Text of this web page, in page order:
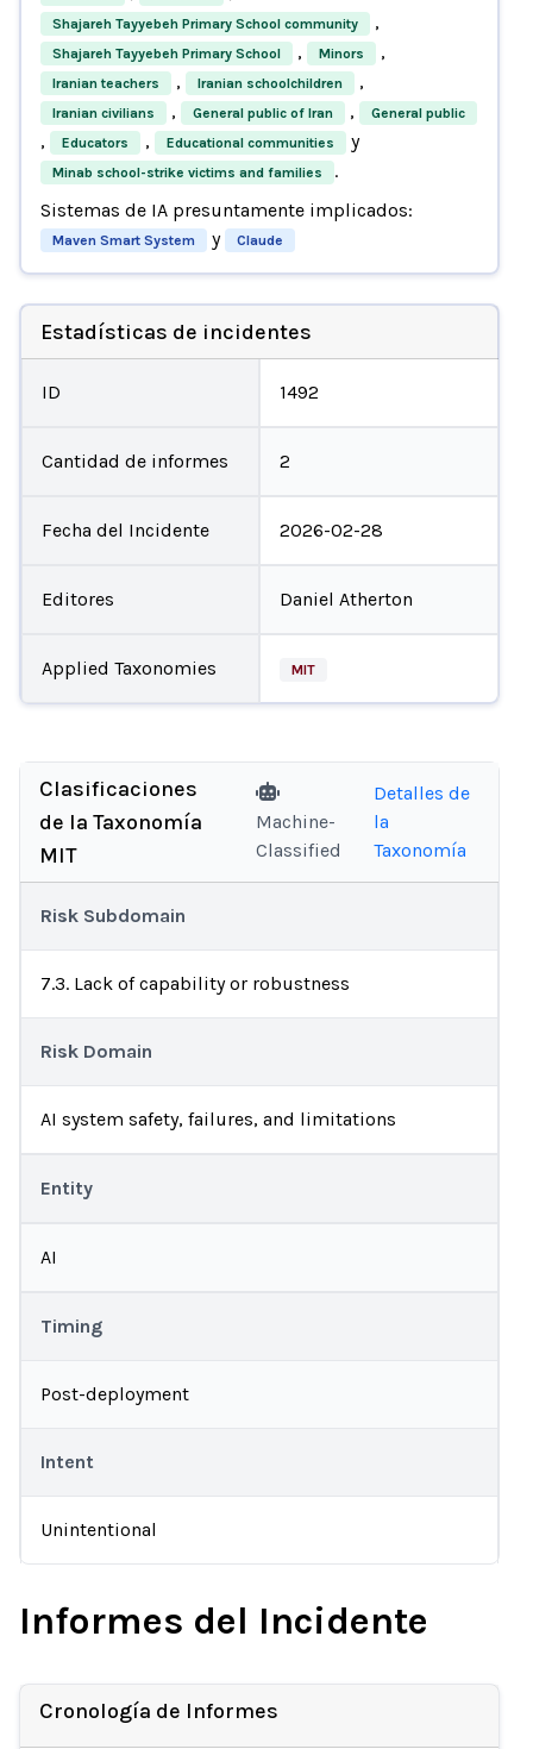
Shajareh Tayyebeh Primary School community ,
Shajareh Tayyebeh Primary School , Minors ,
Iranian teachers , Iranian schoolchildren ,
Iranian civilians , General public of Iran , General public
, Educators , Educational communities y
Minab school-strike victims and families
.
Sistemas de IA presuntamente implicados:
Maven Smart System y Claude
Estadísticas de incidentes
ID 1492
Cantidad de informes 2
Fecha del Incidente 2026-02-28
Editores Daniel Atherton
Applied Taxonomies MIT
Clasificaciones
de la Taxonomía
MIT
Machine-
Classified
Detalles de
la
Taxonomía
Risk Subdomain
7.3. Lack of capability or robustness
Risk Domain
AI system safety, failures, and limitations
Entity
AI
Timing
Post-deployment
Intent
Unintentional
Informes del Incidente
Cronología de Informes